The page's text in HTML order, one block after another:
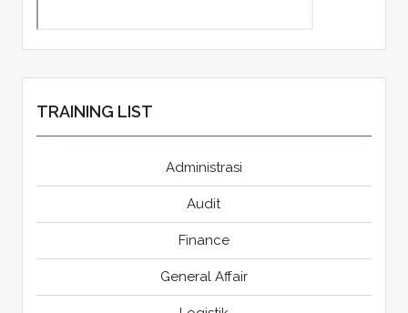
TRAINING LIST
Administrasi
Audit
Finance
General Affair